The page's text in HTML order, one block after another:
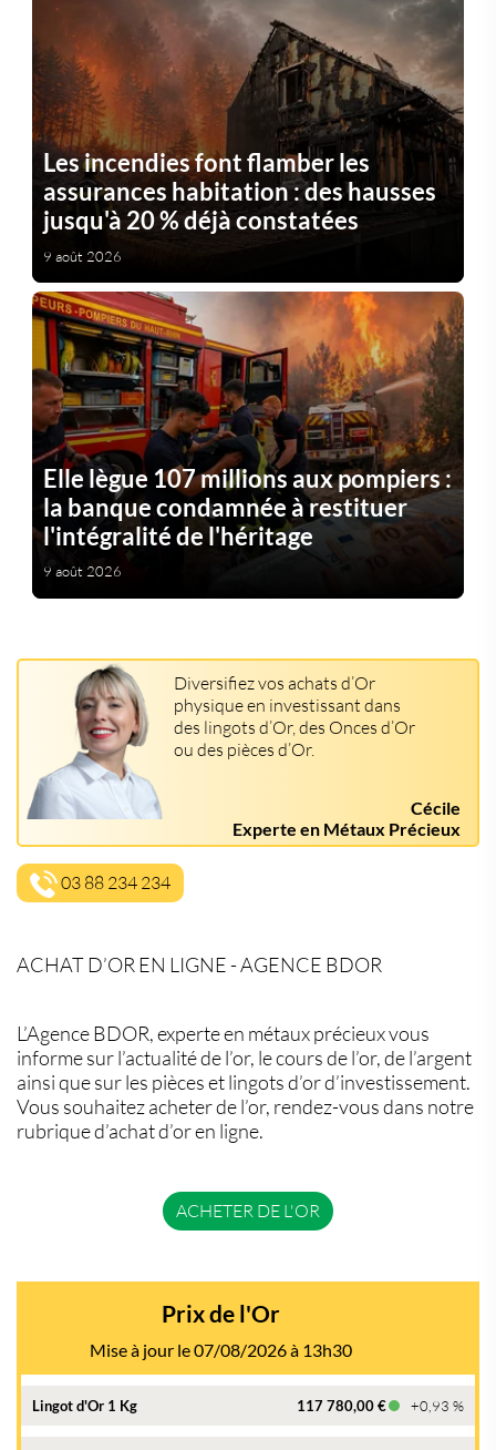
Les incendies font flamber les
assurances habitation : des hausses
jusqu'à 20 % déjà constatées
9 août 2026
Elle lègue 107 millions aux pompiers :
la banque condamnée à restituer
l'intégralité de l'héritage
9 août 2026
Diversifiez vos achats d’Or
physique en investissant dans
des lingots d’Or, des Onces d’Or
ou des pièces d’Or.
Cécile
Experte en Métaux Précieux
03 88 234 234
ACHAT D’OR EN LIGNE - AGENCE BDOR
L’Agence BDOR, experte en métaux précieux vous
informe sur l’actualité de l’or, le cours de l’or, de l’argent
ainsi que sur les pièces et lingots d’or d’investissement.
Vous souhaitez acheter de l’or, rendez-vous dans notre
rubrique d’achat d’or en ligne.
ACHETER DE L'OR
Prix de l'Or
Mise à jour le 07/08/2026 à 13h30
Lingot d'Or 1 Kg 117 780,00 € +0,93 %